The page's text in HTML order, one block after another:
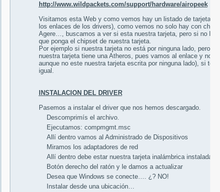
http://www.wildpackets.com/support/hardware/airopeek
Visitamos esta Web y como vemos hay un listado de tarjetas
los enlaces de los drivers), como vemos no solo hay con
Agere…, buscamos a ver si esta nuestra tarjeta, pero si no lo
que ponga el chipset de nuestra tarjeta.
Por ejemplo si nuestra tarjeta no está por ninguna lado, pero
nuestra tarjeta tiene una Atheros, pues vamos al enlace y nos
aunque no este nuestra tarjeta escrita por ninguna lado), si
igual.
INSTALACION DEL DRIVER
Pasemos a instalar el driver que nos hemos descargado.
Descomprimís el archivo.
Ejecutamos: compmgmt.msc
Allí dentro vamos al Administrado de Dispositivos
Miramos los adaptadores de red
Allí dentro debe estar nuestra tarjeta inalámbrica instalada
Botón derecho del ratón y le damos a actualizar
Desea que Windows se conecte…. ¿? NO!
Instalar desde una ubicación…